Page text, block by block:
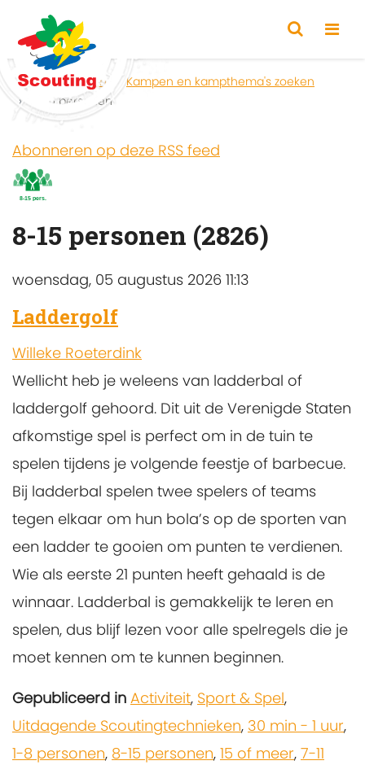
Home Zoeken
Kampen en kampthema's zoeken
8-15 personen
Abonneren op deze RSS feed
8-15 personen (2826)
woensdag, 05 augustus 2026 11:13
Laddergolf
Willeke Roeterdink
Wellicht heb je weleens van ladderbal of
laddergolf gehoord. Dit uit de Verenigde Staten
afkomstige spel is perfect om in de tuin te
spelen tijdens je volgende feestje of barbecue.
Bij ladderbal spelen twee spelers of teams
tegen elkaar om hun bola’s op de sporten van
een ladder te gooien om punten te verdienen.
Wie als eerste 21 punten heeft gehaald is de
winnaar. Ladderbal is gemakkelijk te leren en
spelen, dus blijf lezen voor alle spelregels die je
moet kennen om te kunnen beginnen.
Gepubliceerd in Activiteit, Sport & Spel,
Uitdagende Scoutingtechnieken, 30 min - 1 uur,
1-8 personen, 8-15 personen, 15 of meer, 7-11